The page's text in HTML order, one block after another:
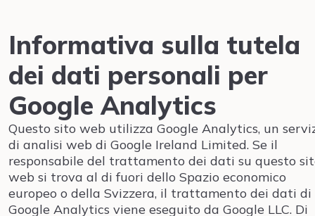
Informativa sulla tutela
dei dati personali per
Google Analytics
Questo sito web utilizza Google Analytics, un
di analisi web di Google Ireland Limited. Se il
responsabile del trattamento dei dati su questo
web si trova al di fuori dello Spazio economico
europeo o della Svizzera, il trattamento dei dati di
Google Analytics viene eseguito da Google LLC. Di